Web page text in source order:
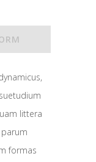
littera
formas